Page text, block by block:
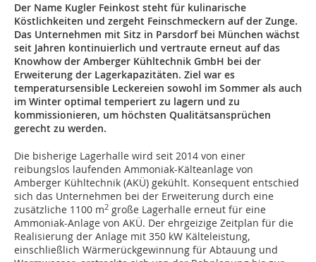
Der Name Kugler Feinkost steht für kulinarische
Köstlichkeiten und zergeht Feinschmeckern auf der Zunge.
Das Unternehmen mit Sitz in Parsdorf bei München wächst
seit Jahren kontinuierlich und vertraute erneut auf das
Knowhow der Amberger Kühltechnik GmbH bei der
Erweiterung der Lagerkapazitäten. Ziel war es
temperatursensible Leckereien sowohl im Sommer als auch
im Winter optimal temperiert zu lagern und zu
kommissionieren, um höchsten Qualitätsansprüchen
gerecht zu werden.
Die bisherige Lagerhalle wird seit 2014 von einer
reibungslos laufenden Ammoniak-Kälteanlage von
Amberger Kühltechnik (AKÜ) gekühlt. Konsequent entschied
sich das Unternehmen bei der Erweiterung durch eine
zusätzliche 1100 m2 große Lagerhalle erneut für eine
Ammoniak-Anlage von AKÜ. Der ehrgeizige Zeitplan für die
Realisierung der Anlage mit 350 kW Kälteleistung,
einschließlich Wärmerückgewinnung für Abtauung und